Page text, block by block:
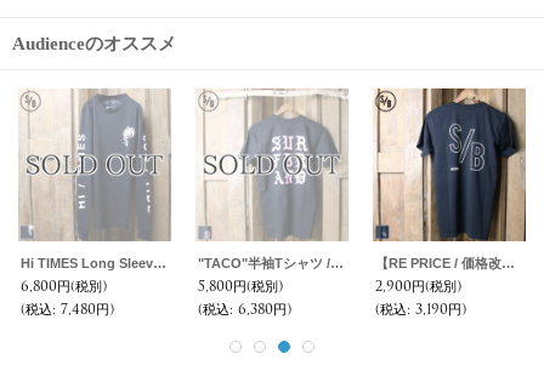
Audienceのオススメ
Hi TIMES Long Sleeve TEE
6,800円(税別)
(税込: 7,480円)
"TACO"半袖Tシャツ / SURF/BRAND
5,800円(税別)
(税込: 6,380円)
【RE PRICE / 価格改定】"TEAM17"半袖Tシャツ / SURF/BRAND
2,900円(税別)
(税込: 3,190円)